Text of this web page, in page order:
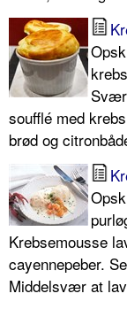
soufflé med
brød og
Krebsemousse
cayennepeber.
Middelsvær at